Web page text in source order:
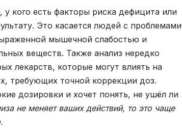
кого есть факторы риска дефицита или
Это касается людей с проблемами
мышечной слабостью и
веществ. Также анализ нередко
лекарств, которые могут влиять на
требующих точной коррекции доз.
дозировки и хочет понять, не ушёл ли
не меняет ваших действий, то это чаще